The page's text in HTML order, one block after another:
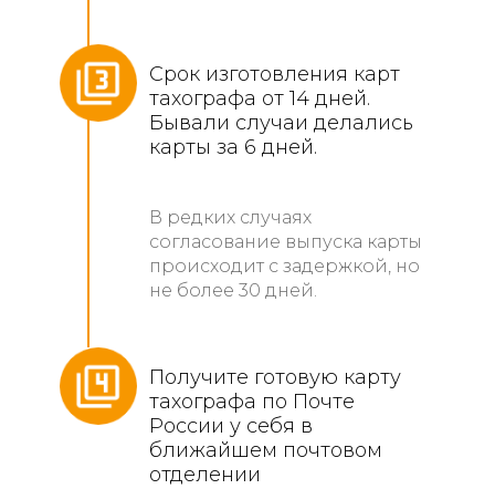
Срок изготовления карт
тахографа от 14 дней.
Бывали случаи делались
карты за 6 дней.
В редких случаях
согласование выпуска карты
происходит с задержкой, но
не более 30 дней.
Получите готовую карту
тахографа по Почте
России у себя в
ближайшем почтовом
отделении